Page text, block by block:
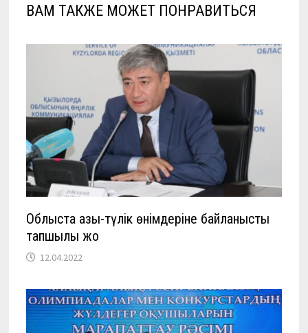
ВАМ ТАКЖЕ МОЖЕТ ПОНРАВИТЬСЯ
Облыста азық-түлік өнімдеріне байланысты
тапшылық жоқ
12.04.2022